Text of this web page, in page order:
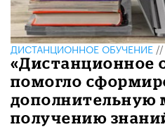
ДИСТАНЦИОННОЕ ОБУЧЕНИЕ
«Дистанционное
помогло
дополнительную
получению